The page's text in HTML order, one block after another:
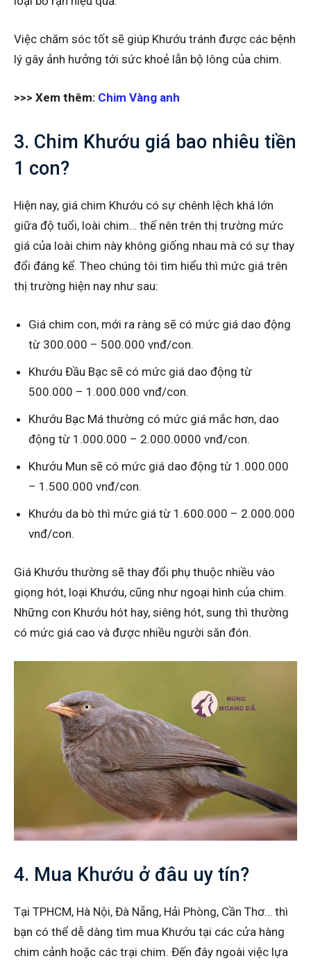
Việc chăm sóc tốt sẽ giúp Khướu tránh được các bệnh
lý gây ảnh hưởng tới sức khoẻ lẫn bộ lông của chim.
>>> Xem thêm: Chim Vàng anh
3. Chim Khướu giá bao nhiêu tiền
1 con?
Hiện nay, giá chim Khướu có sự chênh lệch khá lớn
giữa độ tuổi, loài chim… thế nên trên thị trường mức
giá của loài chim này không giống nhau mà có sự thay
đổi đáng kể. Theo chúng tôi tìm hiểu thì mức giá trên
thị trường hiện nay như sau:
Giá chim con, mới ra ràng sẽ có mức giá dao động
từ 300.000 – 500.000 vnđ/con.
Khướu Đầu Bạc sẽ có mức giá dao động từ
500.000 – 1.000.000 vnđ/con.
Khướu Bạc Má thường có mức giá mắc hơn, dao
động từ 1.000.000 – 2.000.0000 vnđ/con.
Khướu Mun sẽ có mức giá dao động từ 1.000.000
– 1.500.000 vnđ/con.
Khướu da bò thì mức giá từ 1.600.000 – 2.000.000
vnđ/con.
Giá Khướu thường sẽ thay đổi phụ thuộc nhiều vào
giọng hót, loại Khướu, cũng như ngoại hình của chim.
Những con Khướu hót hay, siêng hót, sung thì thường
có mức giá cao và được nhiều người săn đón.
4. Mua Khướu ở đâu uy tín?
Tại TPHCM, Hà Nội, Đà Nẵng, Hải Phòng, Cần Thơ… thì
bạn có thể dễ dàng tìm mua Khướu tại các cửa hàng
chim cảnh hoặc các trại chim. Đến đây ngoài việc lựa